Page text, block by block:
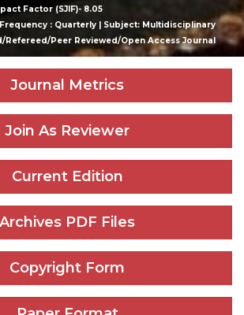
Factor (SJIF)- 8.05
Frequency : Quarterly | Subject: Multidisciplinary
Refereed/Peer Reviewed/Open Access Journal
Journal Metrics
Join As Reviewer
Current Edition
Archives PDF Files
Copyright Form